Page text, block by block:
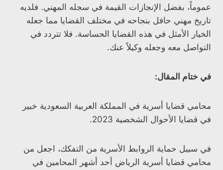
عموماً، بفضل الإنجازات القيمة في سجله المهني. فلديه
تاريخ مهني حافل بنجاحه في مختلف القضايا مما جعله
الخيار الأمثل في هذه القضايا الحساسة. فلا تتردد في
التواصل معه وجعله وكيلاً عنك.
في ختام المقال:
محامي قضايا أسرية في المملكة العربية السعودية خبير
في قضايا الأحوال الشخصية 2023.
في سبيل حماية الروابط الأسرية من التفكك، اجعل من
محامي قضايا أسرية الرياض أحد أشهر المحامين في